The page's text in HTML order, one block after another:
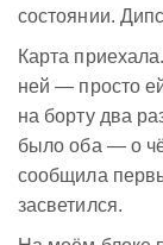
состоянии.
Карта
ней — просто
на борту два
было оба — о
сообщила
засветился.